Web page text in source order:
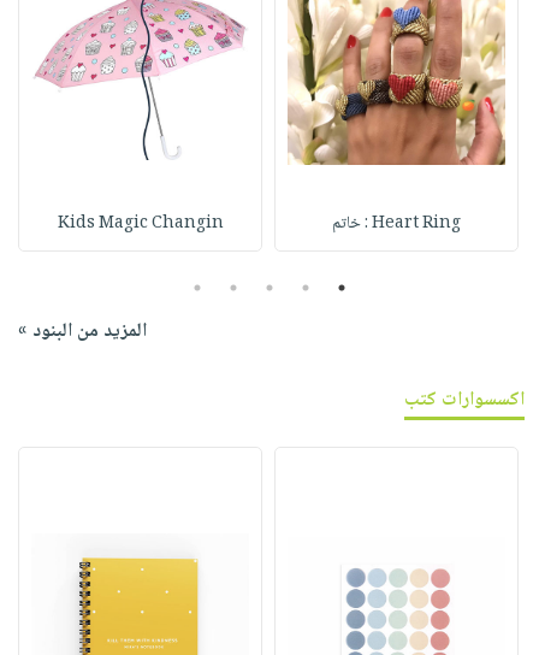
Heart Ring : خاتم Kids Magic Changin
1
2
3
4
5
المزيد من البنود »
اكسسوارات كتب